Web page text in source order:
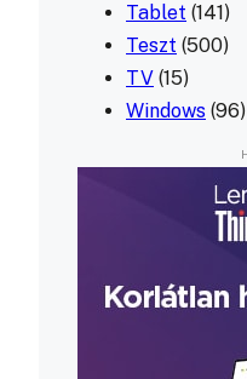
Tablet (141)
Teszt (500)
TV (15)
Windows (96)